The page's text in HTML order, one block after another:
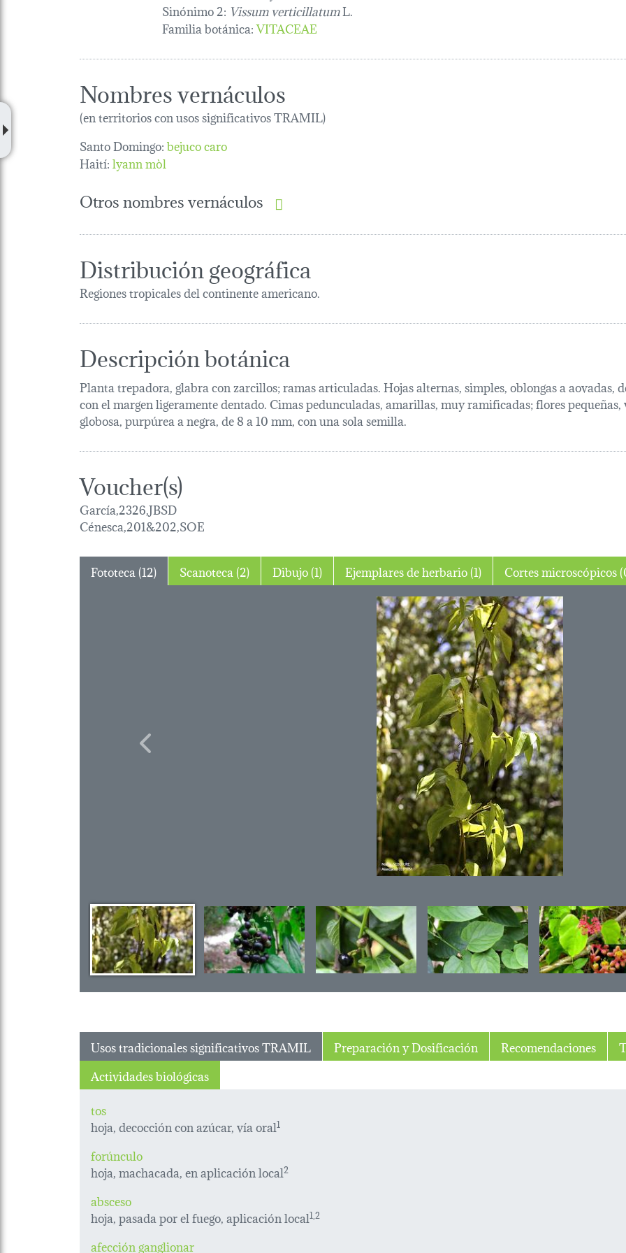
Sinónimo 2: Vissum verticillatumL.
Familia botánica:VITACEAE
Nombres vernáculos
(en territorios con usos significativos TRAMIL)
Santo Domingo:bejuco caro
Haití:lyann mòl
Otros nombres vernáculos
Distribución geográfica
Regiones tropicales del continente americano.
Descripción botánica
Planta trepadora, glabra con zarcillos; ramas articuladas. Hojas alternas, simples, oblongas a aovadas,
con el margen ligeramente dentado. Cimas pedunculadas, amarillas, muy ramificadas; flores
globosa, purpúrea a negra, de 8 a 10 mm, con una sola semilla.
Voucher(s)
García,2326,JBSD
Cénesca,201&202,SOE
Fototeca (12) Scanoteca (2) Dibujo (1) Ejemplares de herbario (1)
Previous
Usos tradicionales significativos TRAMIL Preparación y Dosificación Recomendaciones
Actividades biológicas
tos
hoja, decocción con azúcar, vía oral1
forúnculo
hoja, machacada, en aplicación local2
absceso
hoja, pasada por el fuego, aplicación local1,2
afección ganglionar